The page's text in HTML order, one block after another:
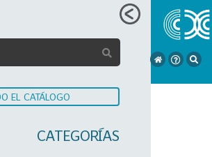
EL CATÁLOGO
CATEGORÍAS